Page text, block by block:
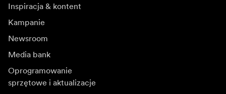
Inspiracja & kontent
Kampanie
Newsroom
Media bank
Oprogramowanie
sprzętowe i aktualizacje